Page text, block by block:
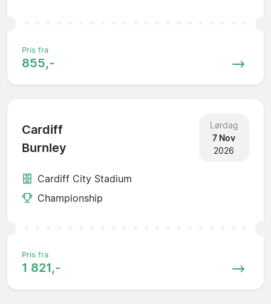
Pris fra
855,-
Cardiff
Burnley
Lørdag
7 Nov
2026
Cardiff City Stadium
Championship
Pris fra
1 821,-